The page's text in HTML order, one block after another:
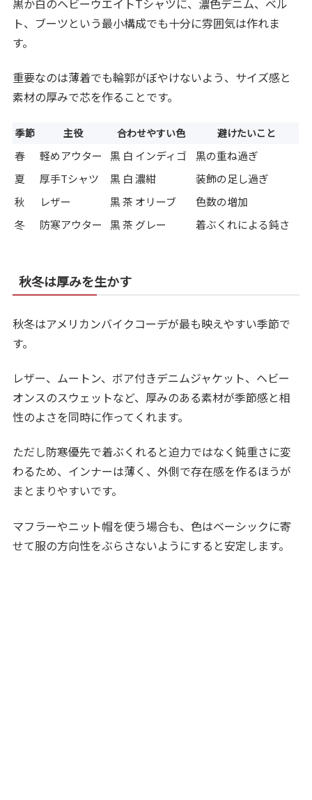
ト、ブーツという最小構成でも十分に雰囲気は作れま
す。
重要なのは薄着でも輪郭がぼやけないよう、サイズ感と
素材の厚みで芯を作ることです。
季節 主役 合わせやすい色 避けたいこと
春 軽めアウター 黒 白 インディゴ
黒の重ね過ぎ
夏
厚手Tシャツ 黒 白 濃紺
装飾の足し過ぎ
秋
レザー 黒 茶 オリーブ
色数の増加
冬
防寒アウター 黒 茶 グレー 着ぶくれによる鈍さ
秋冬は厚みを生かす
秋冬はアメリカンバイクコーデが最も映えやすい季節で
す。
レザー、ムートン、ボア付きデニムジャケット、ヘビー
オンスのスウェットなど、厚みのある素材が季節感と相
性のよさを同時に作ってくれます。
ただし防寒優先で着ぶくれると迫力ではなく鈍重さに変
わるため、インナーは薄く、外側で存在感を作るほうが
まとまりやすいです。
マフラーやニット帽を使う場合も、色はベーシックに寄
せて服の方向性をぶらさないようにすると安定します。